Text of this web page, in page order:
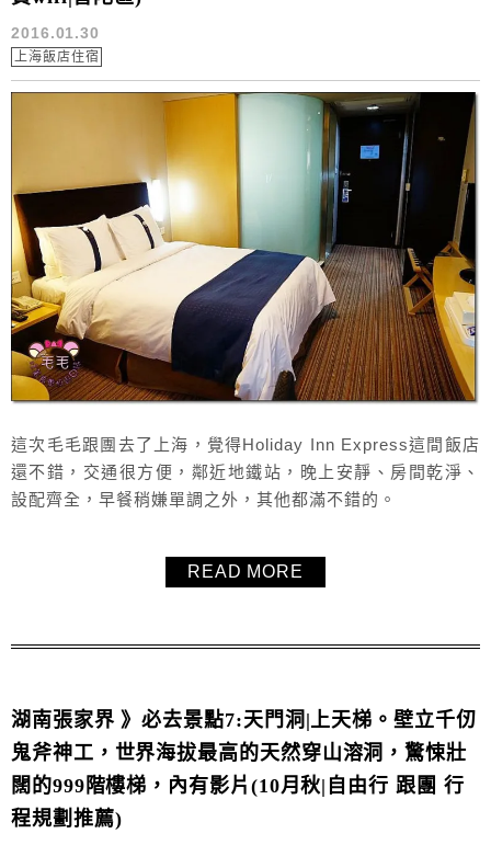
2016.01.30
上海飯店住宿
這次毛毛跟團去了上海，覺得Holiday Inn Express這間飯店
還不錯，交通很方便，鄰近地鐵站，晚上安靜、房間乾淨、
設配齊全，早餐稍嫌單調之外，其他都滿不錯的。
READ MORE
湖南張家界 》必去景點7:天門洞|上天梯。壁立千仞
鬼斧神工，世界海拔最高的天然穿山溶洞，驚悚壯
闊的999階樓梯，內有影片(10月秋|自由行 跟團 行
程規劃推薦)